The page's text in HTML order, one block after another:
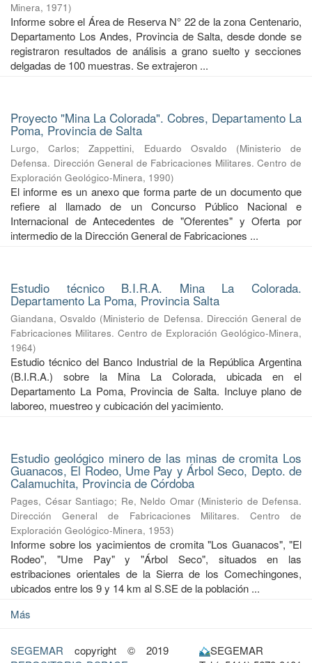
Minera, 1971)
Informe sobre el Área de Reserva N° 22 de la zona Centenario,
Departamento Los Andes, Provincia de Salta, desde donde se
registraron resultados de análisis a grano suelto y secciones
delgadas de 100 muestras. Se extrajeron ...
Proyecto "Mina La Colorada". Cobres, Departamento La
Poma, Provincia de Salta
Lurgo, Carlos;Zappettini, Eduardo Osvaldo (Ministerio de
Defensa. Dirección General de Fabricaciones Militares. Centro de
Exploración Geológico-Minera, 1990)
El informe es un anexo que forma parte de un documento que
refiere al llamado de un Concurso Público Nacional e
Internacional de Antecedentes de "Oferentes" y Oferta por
intermedio de la Dirección General de Fabricaciones ...
Estudio técnico B.I.R.A. Mina La Colorada.
Departamento La Poma, Provincia Salta
Giandana, Osvaldo (Ministerio de Defensa. Dirección General de
Fabricaciones Militares. Centro de Exploración Geológico-Minera,
1964)
Estudio técnico del Banco Industrial de la República Argentina
(B.I.R.A.) sobre la Mina La Colorada, ubicada en el
Departamento La Poma, Provincia de Salta. Incluye plano de
laboreo, muestreo y cubicación del yacimiento.
Estudio geológico minero de las minas de cromita Los
Guanacos, El Rodeo, Ume Pay y Árbol Seco, Depto. de
Calamuchita, Provincia de Córdoba
Pages, César Santiago; Re, Neldo Omar (Ministerio de Defensa.
Dirección General de Fabricaciones Militares. Centro de
Exploración Geológico-Minera, 1953)
Informe sobre los yacimientos de cromita "Los Guanacos", "El
Rodeo", "Ume Pay" y "Árbol Seco", situados en las
estribaciones orientales de la Sierra de los Comechingones,
ubicados entre los 9 y 14 km al S.SE de la población ...
Más
SEGEMAR copyright © 2019
SEGEMAR